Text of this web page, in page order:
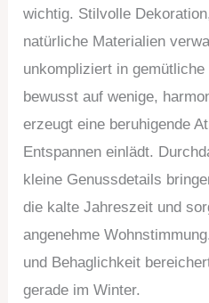
wichtig. Stilvolle
natürliche Materialien
unkompliziert in
bewusst auf wenige,
erzeugt eine beruhigende
Entspannen einlädt.
kleine Genussdetails
die kalte Jahreszeit und
angenehme
und Behaglichkeit
gerade im Winter.